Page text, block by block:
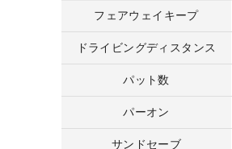
フェアウェイキープ
ドライビングディスタンス
パット数
パーオン
サンドセーブ